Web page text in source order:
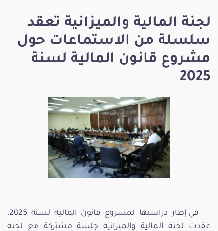
لجنة المالية والميزانية تعقد
سلسلة من الاستماعات حول
مشروع قانون المالية لسنة
2025
في إطار دراستها لمشروع قانون المالية لسنة 2025،
عقدت لجنة المالية والميزانية جلسة مشتركة مع لجنة